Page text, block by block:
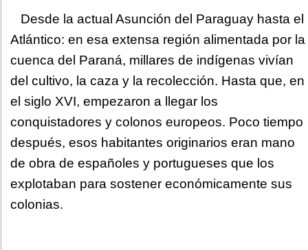
Desde la actual Asunción del Paraguay hasta el
Atlántico: en esa extensa región alimentada por la
cuenca del Paraná, millares de indígenas vivían
del cultivo, la caza y la recolección. Hasta que, en
el siglo XVI, empezaron a llegar los
conquistadores y colonos europeos. Poco tiempo
después, esos habitantes originarios eran mano
de obra de españoles y portugueses que los
explotaban para sostener económicamente sus
colonias.